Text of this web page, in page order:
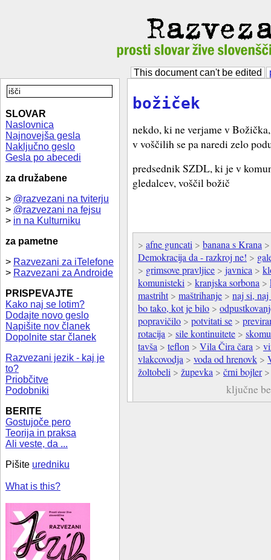
This document can't be edited
SLOVAR
Naslovnica
Najnovejša gesla
Naključno geslo
Gesla po abecedi
za družabene
> @razvezani na tviterju
> @razvezani na fejsu
> in na Kulturniku
za pametne
> Razvezani za iTelefone
> Razvezani za Androide
PRISPEVAJTE
Kako naj se lotim?
Dodajte novo geslo
Napišite nov članek
Dopolnite star članek
Razvezani jezik - kaj je
to?
Priobčitve
Podobniki
BERITE
Gostujoče pero
Teorija in praksa
Ali veste, da ...
Pišite uredniku
What is this?
božiček
nekdo, ki ne verjame v
v voščilih se pa naredi zelo
predsednik SZDL, ki je v
gledalcev, voščil božič
> afne guncati > banana s Krana
Demokracija da - razkroj ne! >
> grimsove pravljice > javnica >
komunisteki > kranjska sorbona >
mastriht> maštrihanje > naj si, naj
bo tako, kot je bilo >
popravičilo > potvitati se >
rotacija > sile kontinuitete >
tavša > teflon > Vila Čira čara >
vlakcovodja > voda od hrenovk >
žoltobeli > župevka > črni bojler
ključne